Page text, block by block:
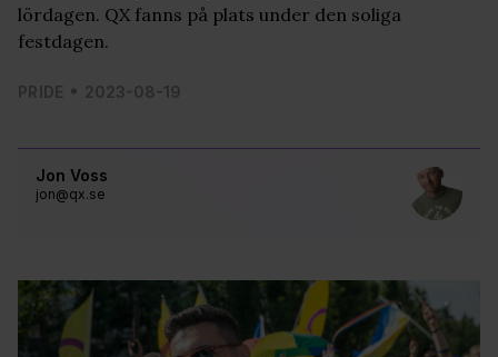
Jon Voss
jon@qx.se
lördagen. QX fanns på plats under den soliga
festdagen.
PRIDE 2023-08-19